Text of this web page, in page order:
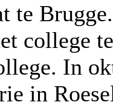
te
college
In
in